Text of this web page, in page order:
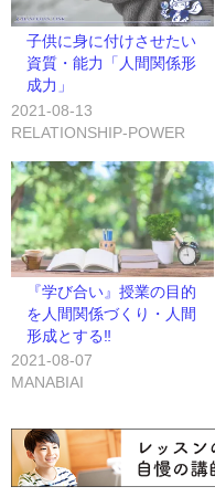
子供に身に付けさせたい
資質・能力「人間関係形
成力」
2021-08-13
RELATIONSHIP-POWER
『学び合い』授業の目的
を人間関係づくり・人間
形成とする‼
2021-08-07
MANABIAI